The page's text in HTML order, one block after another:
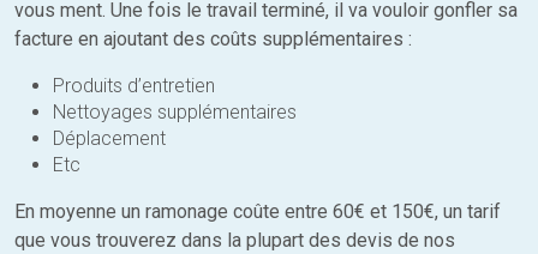
vous ment. Une fois le travail terminé, il va vouloir gonfler sa
facture en ajoutant des coûts supplémentaires :
Produits d’entretien
Nettoyages supplémentaires
Déplacement
Etc
En moyenne un ramonage coûte entre 60€ et 150€, un tarif
que vous trouverez dans la plupart des devis de nos